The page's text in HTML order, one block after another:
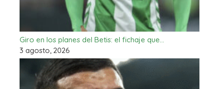
Giro en los planes del Betis: el fichaje que…
3 agosto, 2026